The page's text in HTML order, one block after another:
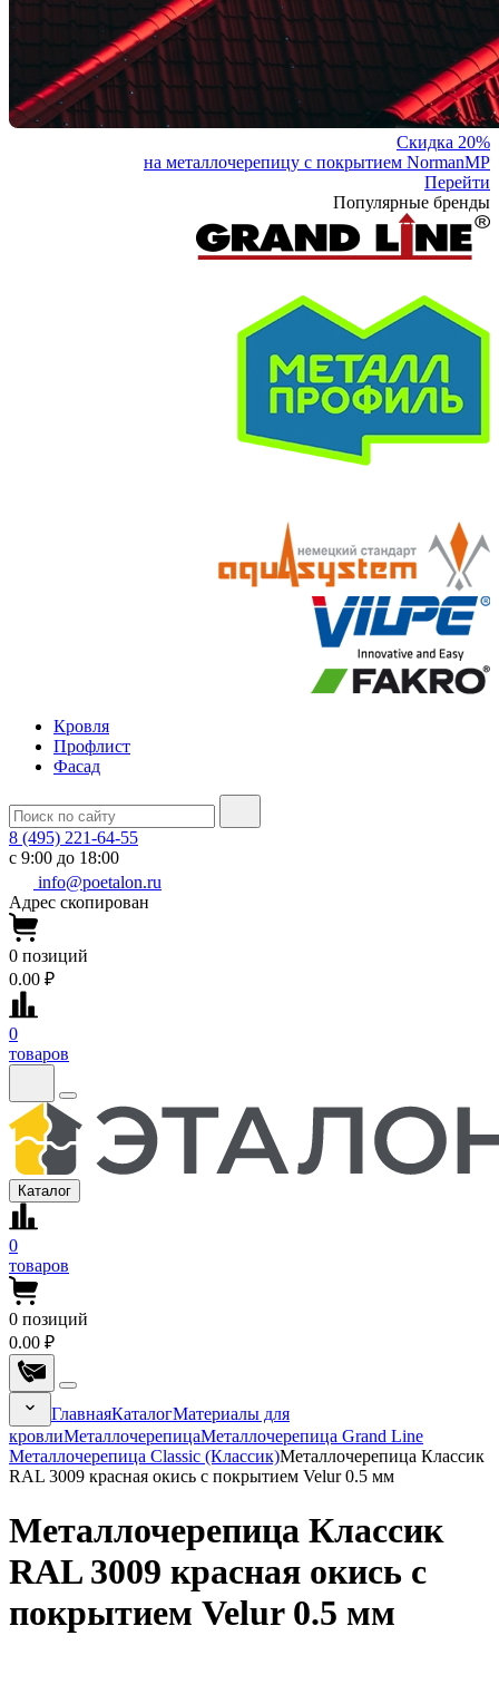
Скидка 20%
на металлочерепицу с покрытием NormanMP
Перейти
Популярные бренды
Кровля
Профлист
Фасад
8 (495) 221-64-55
с 9:00 до 18:00
info@poetalon.ru
Адрес скопирован
0 позиций
0.00 ₽
0
товаров
Каталог
0
товаров
0 позиций
0.00 ₽
ГлавнаяКаталогМатериалы для
кровлиМеталлочерепицаМеталлочерепица Grand Line
Металлочерепица Classic (Классик)Металлочерепица Классик
RAL 3009 красная окись с покрытием Velur 0.5 мм
Металлочерепица Классик
RAL 3009 красная окись с
покрытием Velur 0.5 мм